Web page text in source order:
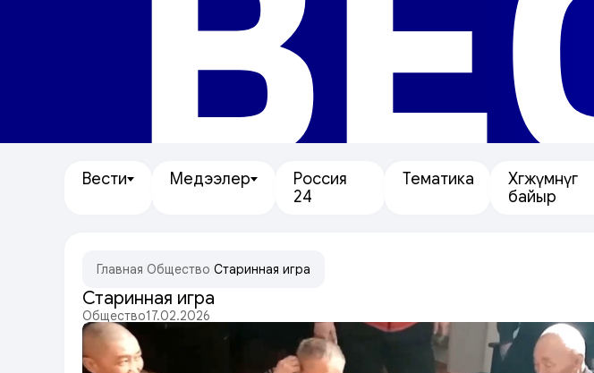
Вести Медээлер
Россия
24
Тематика
Хөгжүмнүг
байыр
Главная Общество Старинная игра
Старинная игра
Общество17.02.2026